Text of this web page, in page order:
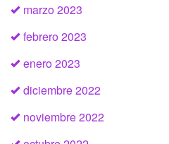
marzo 2023
febrero 2023
enero 2023
diciembre 2022
noviembre 2022